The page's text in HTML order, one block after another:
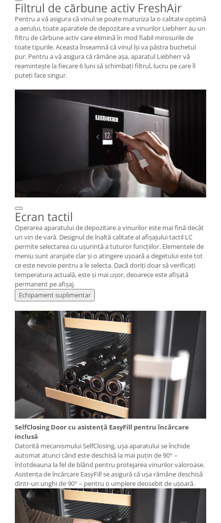
Filtrul de cărbune activ FreshAir
Pentru a vă asigura că vinul se poate maturiza la o calitate optimă
a aerului, toate aparatele de depozitare a vinurilor Liebherr au un
filtru de cărbune activ care elimină în mod fiabil mirosurile de
toate tipurile. Aceasta înseamnă că vinul îşi va păstra buchetul
pur. Pentru a vă asigura că rămâne aşa, aparatul Liebherr vă
reaminteşte la fiecare 6 luni să schimbaţi filtrul, lucru pe care îl
puteţi face singur.
Ecran tactil
Operarea aparatului de depozitare a vinurilor este mai fină decât
un vin de vară. Designul de înaltă calitate al afişajului tactil LC
permite selectarea cu uşurinţă a tuturor funcţiilor. Elementele de
meniu sunt aranjate clar şi o atingere uşoară a degetului este tot
ce este nevoie pentru a le selecta. Dacă doriţi doar să verificaţi
temperatura actuală, este şi mai uşor, deoarece este afişată
permanent pe afişaj.
Echipament suplimentar
SelfClosing Door cu asistenţă EasyFill pentru încărcare
inclusă
Datorită mecanismului SelfClosing, uşa aparatului se închide
automat atunci când este deschisă la mai puţin de 90° –
întotdeauna la fel de blând pentru protejarea vinurilor valoroase.
Asistenţa de încărcare EasyFill se asigură că uşa rămâne deschisă
dintr-un unghi de 90° – pentru o umplere deosebit de uşoară.